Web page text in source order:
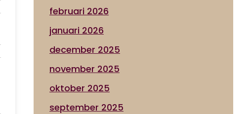
februari 2026
januari 2026
december 2025
november 2025
oktober 2025
september 2025